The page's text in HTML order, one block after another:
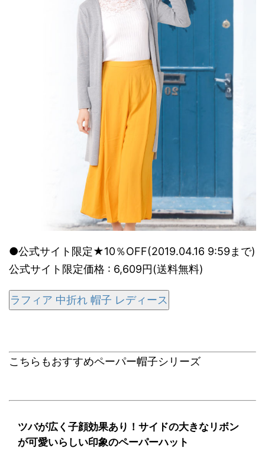
●公式サイト限定★10％OFF(2019.04.16 9:59まで)
公式サイト限定価格 : 6,609円(送料無料)
ラフィア 中折れ 帽子 レディース
こちらもおすすめペーパー帽子シリーズ
ツバが広く子顔効果あり！サイドの大きなリボン
が可愛いらしい印象のペーパーハット